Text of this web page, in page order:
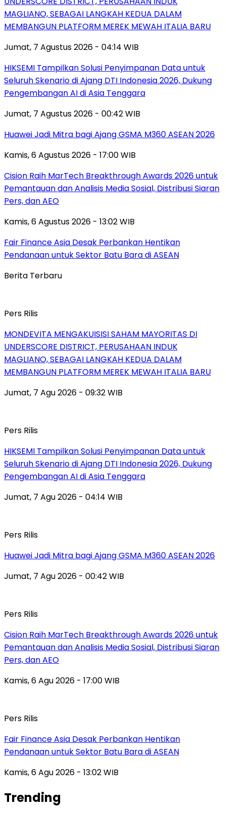
MAGLIANO, SEBAGAI LANGKAH KEDUA DALAM
MEMBANGUN PLATFORM MEREK MEWAH ITALIA BARU
Jumat, 7 Agustus 2026 - 04:14 WIB
HIKSEMI Tampilkan Solusi Penyimpanan Data untuk
Seluruh Skenario di Ajang DTI Indonesia 2026, Dukung
Pengembangan AI di Asia Tenggara
Jumat, 7 Agustus 2026 - 00:42 WIB
Huawei Jadi Mitra bagi Ajang GSMA M360 ASEAN 2026
Kamis, 6 Agustus 2026 - 17:00 WIB
Cision Raih MarTech Breakthrough Awards 2026 untuk
Pemantauan dan Analisis Media Sosial, Distribusi Siaran
Pers, dan AEO
Kamis, 6 Agustus 2026 - 13:02 WIB
Fair Finance Asia Desak Perbankan Hentikan
Pendanaan untuk Sektor Batu Bara di ASEAN
Berita Terbaru
Pers Rilis
MONDEVITA MENGAKUISISI SAHAM MAYORITAS DI
UNDERSCORE DISTRICT, PERUSAHAAN INDUK
MAGLIANO, SEBAGAI LANGKAH KEDUA DALAM
MEMBANGUN PLATFORM MEREK MEWAH ITALIA BARU
Jumat, 7 Agu 2026 - 09:32 WIB
Pers Rilis
HIKSEMI Tampilkan Solusi Penyimpanan Data untuk
Seluruh Skenario di Ajang DTI Indonesia 2026, Dukung
Pengembangan AI di Asia Tenggara
Jumat, 7 Agu 2026 - 04:14 WIB
Pers Rilis
Huawei Jadi Mitra bagi Ajang GSMA M360 ASEAN 2026
Jumat, 7 Agu 2026 - 00:42 WIB
Pers Rilis
Cision Raih MarTech Breakthrough Awards 2026 untuk
Pemantauan dan Analisis Media Sosial, Distribusi Siaran
Pers, dan AEO
Kamis, 6 Agu 2026 - 17:00 WIB
Pers Rilis
Fair Finance Asia Desak Perbankan Hentikan
Pendanaan untuk Sektor Batu Bara di ASEAN
Kamis, 6 Agu 2026 - 13:02 WIB
Trending